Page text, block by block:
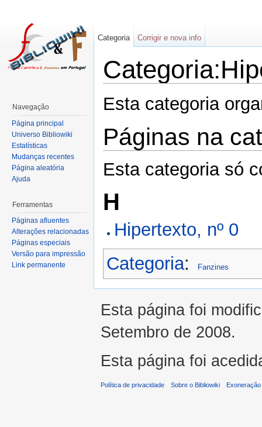
Esta categoria
Páginas na
Esta categoria só
H
Hipertexto, nº 0
Categoria: Fanzines
Categoria Corrigir e nova info
Navegação
Página principal
Universo Bibliowiki
Estatísticas
Mudanças recentes
Página aleatória
Ajuda
Ferramentas
Páginas afluentes
Alterações relacionadas
Páginas especiais
Versão para impressão
Link permanente
Esta página foi
Setembro de 2008.
Esta página foi
Política de privacidade Sobre o Bibliowiki